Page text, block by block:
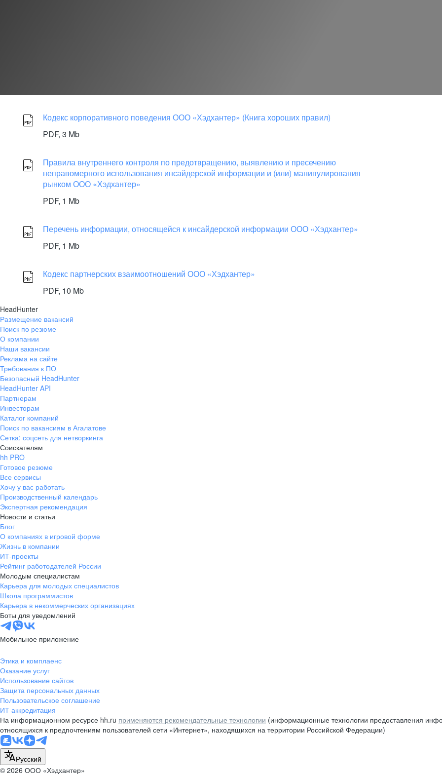
Кодекс корпоративного поведения ООО «Хэдхантер» (Книга хороших правил)
PDF, 3 Mb
Правила внутреннего контроля по предотвращению, выявлению и пресечению
неправомерного использования инсайдерской информации и (или) манипулирования
рынком ООО «Хэдхантер»
PDF, 1 Mb
Перечень информации, относящейся к инсайдерской информации ООО «Хэдхантер»
PDF, 1 Mb
Кодекс партнерских взаимоотношений ООО «Хэдхантер»
PDF, 10 Mb
HeadHunter
Размещение вакансий
Поиск по резюме
О компании
Наши вакансии
Реклама на сайте
Требования к ПО
Безопасный HeadHunter
HeadHunter API
Партнерам
Инвесторам
Каталог компаний
Поиск по вакансиям в Агалатове
Сетка: соцсеть для нетворкинга
Соискателям
hh PRO
Готовое резюме
Все сервисы
Хочу у вас работать
Производственный календарь
Экспертная рекомендация
Новости и статьи
Блог
О компаниях в игровой форме
Жизнь в компании
ИТ-проекты
Рейтинг работодателей России
Молодым специалистам
Карьера для молодых специалистов
Школа программистов
Карьера в некоммерческих организациях
Боты для уведомлений
Мобильное приложение
Этика и комплаенс
Оказание услуг
Использование сайтов
Защита персональных данных
Пользовательское соглашение
ИТ аккредитация
На информационном ресурсе hh.ru применяются рекомендательные технологии (информационные технологии предоставления
относящихся к предпочтениям пользователей сети «Интернет», находящихся на территории Российской Федерации)
Русский
© 2026 ООО «Хэдхантер»